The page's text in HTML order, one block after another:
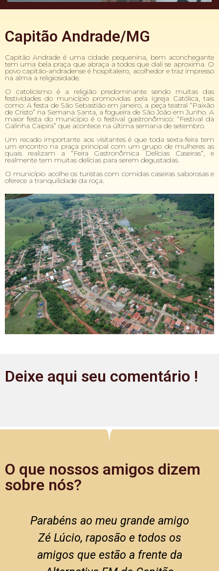
Capitão Andrade/MG
Capitão Andrade é uma cidade pequenina, bem aconchegante
tem uma bela praça que abraça a todos que dali se aproxima. O
povo capitão-andradense é hospitaleiro, acolhedor e traz impresso
na alma a religiosidade.
O catolicismo é a religião predominante sendo muitas das
festividades do município promovidas pela Igreja Católica, tais
como: A festa de São Sebastião em janeiro, a peça teatral “Paixão
de Cristo” na Semana Santa, a fogueira de São João em Junho. A
maior festa do município é o festival gastronômico: “Festival da
Galinha Caipira” que acontece na última semana de setembro.
Um recado importante aos visitantes é que toda sexta-feira tem
um encontro na praça principal com um grupo de mulheres as
quais realizam a “Feira Gastronômica Delícias Caseiras”, e
realmente tem muitas delícias para serem degustadas.
O município acolhe os turistas com comidas caseiras saborosas e
oferece a tranquilidade da roça.
Deixe aqui seu comentário !
O que nossos amigos dizem
sobre nós?
Parabéns ao meu grande amigo
Zé Lúcio, raposão e todos os
amigos que estão a frente da